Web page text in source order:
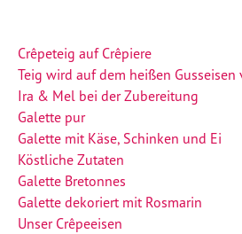
Crêpeteig auf Crêpiere
Teig wird auf dem heißen Gusseisen
Ira & Mel bei der Zubereitung
Galette pur
Galette mit Käse, Schinken und Ei
Köstliche Zutaten
Galette Bretonnes
Galette dekoriert mit Rosmarin
Unser Crêpeeisen